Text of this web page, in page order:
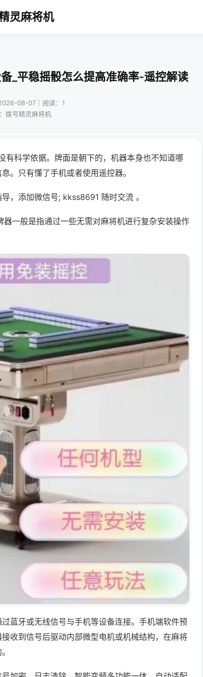
灵麻将机
_平稳摇骰怎么提高准确率-遥控解读
08-07｜阅读：1
拨号精灵麻将机
有科学依据。牌面是朝下的，机器本身也不知道哪
。只有懂了手机或者使用遥控器。
，添加微信号; kkss8691 随时交流 。
一般是指通过一些无需对麻将机进行复杂安装操作
蓝牙或无线信号与手机等设备连接。手机端软件预
收到信号后驱动内部微型电机或机械结构，在麻将